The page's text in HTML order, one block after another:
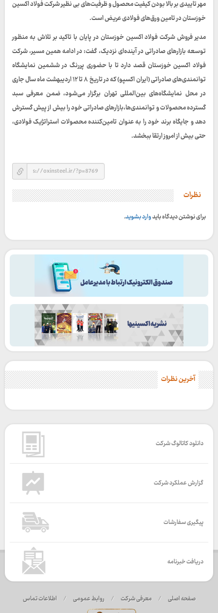
مهر تاییدی بر بالا بودن کیفیت محصول و ظرفیت‌های بی نظیر شرکت فولاد اکسین
خوزستان در تامین ورق‌های فولادی عریض است.
مدیر فروش شرکت فولاد اکسین خوزستان در پایان با تاکید بر تلاش به منظور
توسعه بازارهای صادراتی در آینده‌ای نزدیک، گفت: در ادامه همین مسیر، شرکت
فولاد اکسین خوزستان قصد دارد تا با حضوری پررنگ در ششمین نمایشگاه
توانمندی‌های صادراتی (ایران اکسپو) که در تاریخ ۸ تا ۱۲ اردیبهشت ماه سال جاری
در محل نمایشگاه‌های بین‌المللی تهران برگزار می‌شود، ضمن معرفی سبد
گسترده محصولات و توانمندی‌ها،بازارهای صادراتی خود را بیش از پیش گسترش
دهد و جایگاه برند خود را به عنوان تامین‌کننده محصولات استراتژیک فولادی،
حتی بیش از امروز ارتقا ببخشد.
نظرات
برای نوشتن دیدگاه بایدوارد بشوید.
آخرین نظرات
دانلود کاتالوگ شرکت
گزارش عملکرد شرکت
پیگیری سفارشات
دریافت خبرنامه
صفحه اصلی / معرفی شرکت / روابط عمومی / اطلاعات تماس